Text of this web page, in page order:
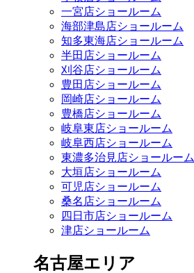
一宮店ショールーム
海部津島店ショールーム
知多東海店ショールーム
半田店ショールーム
刈谷店ショールーム
豊田店ショールーム
岡崎店ショールーム
豊橋店ショールーム
岐阜東店ショールーム
岐阜西店ショールーム
東濃多治見店ショールーム
大垣店ショールーム
可児店ショールーム
桑名店ショールーム
四日市店ショールーム
津店ショールーム
名古屋エリア